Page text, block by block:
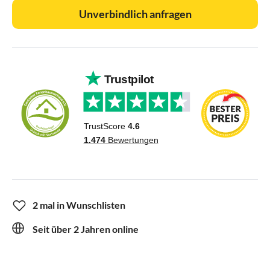
Unverbindlich anfragen
2 mal in Wunschlisten
Seit über 2 Jahren online